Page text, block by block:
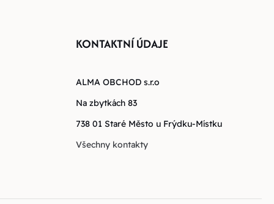
KONTAKTNÍ ÚDAJE
ALMA OBCHOD s.r.o
Na zbytkách 83
738 01 Staré Město u Frýdku-Místku
Všechny kontakty